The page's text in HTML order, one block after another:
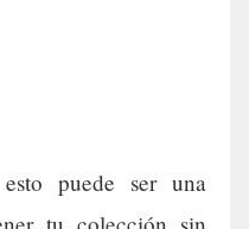
puede ser una